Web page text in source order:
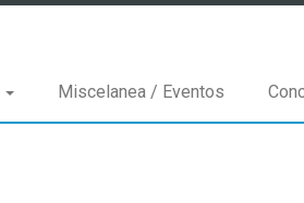
Miscelanea / Eventos